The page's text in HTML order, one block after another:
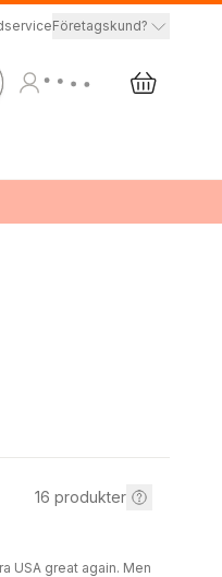
Företagskund?
16 produkter
USA great again. Men